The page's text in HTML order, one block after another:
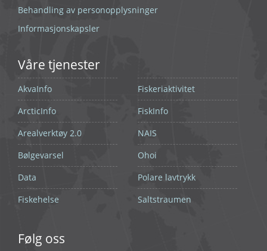
Behandling av personopplysninger
Informasjonskapsler
Våre tjenester
AkvaInfo
ArcticInfo
Arealverktøy 2.0
Bølgevarsel
Data
Fiskehelse
Fiskeriaktivitet
FiskInfo
NAIS
Ohoi
Polare lavtrykk
Saltstraumen
Følg oss